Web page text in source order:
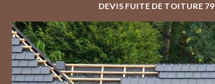
DEVIS FUITE DE TOITURE 79